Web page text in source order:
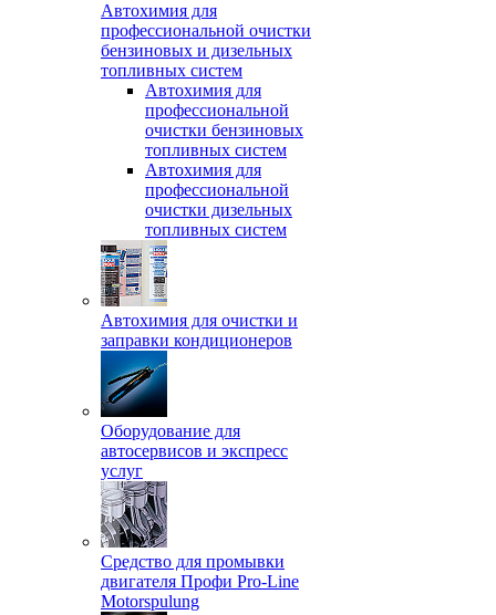
Автохимия для
профессиональной очистки
бензиновых и дизельных
топливных систем
Автохимия для
профессиональной
очистки бензиновых
топливных систем
Автохимия для
профессиональной
очистки дизельных
топливных систем
Автохимия для очистки и
заправки кондиционеров
Оборудование для
автосервисов и экспресс
услуг
Средство для промывки
двигателя Профи Pro-Line
Motorspulung